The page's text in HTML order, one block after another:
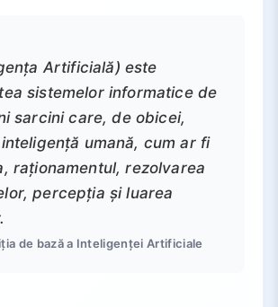
ale AI în Viață
de Căutare
de Recomandare
Virtuali
de Conținut AI
în Jocuri
Artificială) este
sistemelor informatice de
sarcini care, de obicei,
umană, cum ar fi
raționamentul, rezolvarea
percepția și luarea
de bază a Inteligenței Artificiale